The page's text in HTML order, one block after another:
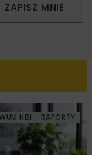
ZAPISZ MNIE
NBI RAPORTY